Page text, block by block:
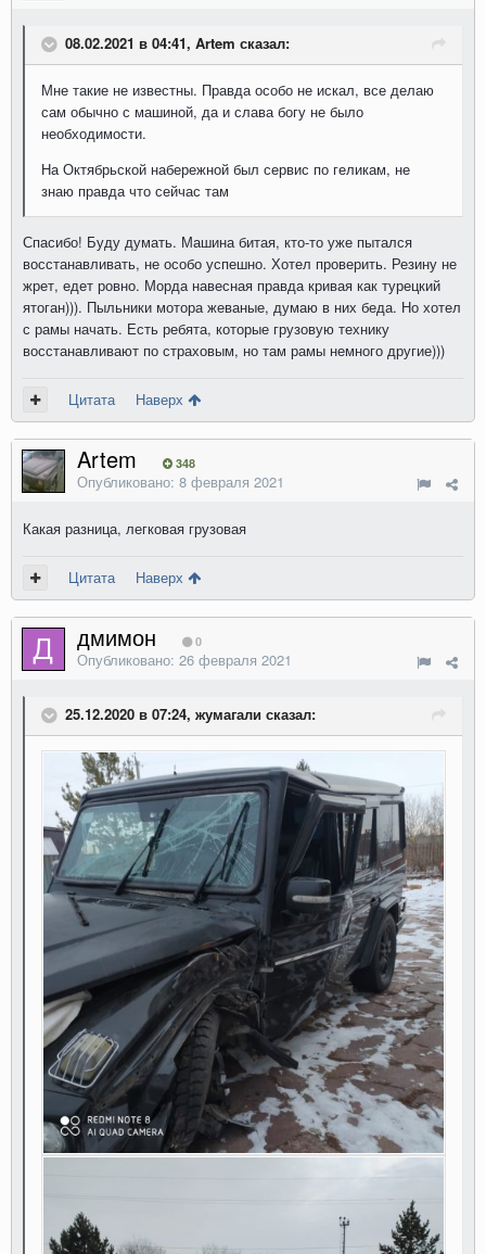
08.02.2021 в 04:41, Artem сказал:
Мне такие не известны. Правда особо не искал, все делаю
сам обычно с машиной, да и слава богу не было
необходимости.
На Октябрьской набережной был сервис по геликам, не
знаю правда что сейчас там
Спасибо! Буду думать. Машина битая, кто-то уже пытался
восстанавливать, не особо успешно. Хотел проверить. Резину не
жрет, едет ровно. Морда навесная правда кривая как турецкий
ятоган))). Пыльники мотора жеваные, думаю в них беда. Но хотел
с рамы начать. Есть ребята, которые грузовую технику
восстанавливают по страховым, но там рамы немного другие)))
Цитата Наверх
Artem 348
Опубликовано: 8 февраля 2021
Какая разница, легковая грузовая
Цитата Наверх
дмимон 0
Опубликовано: 26 февраля 2021
25.12.2020 в 07:24, жумагали сказал: